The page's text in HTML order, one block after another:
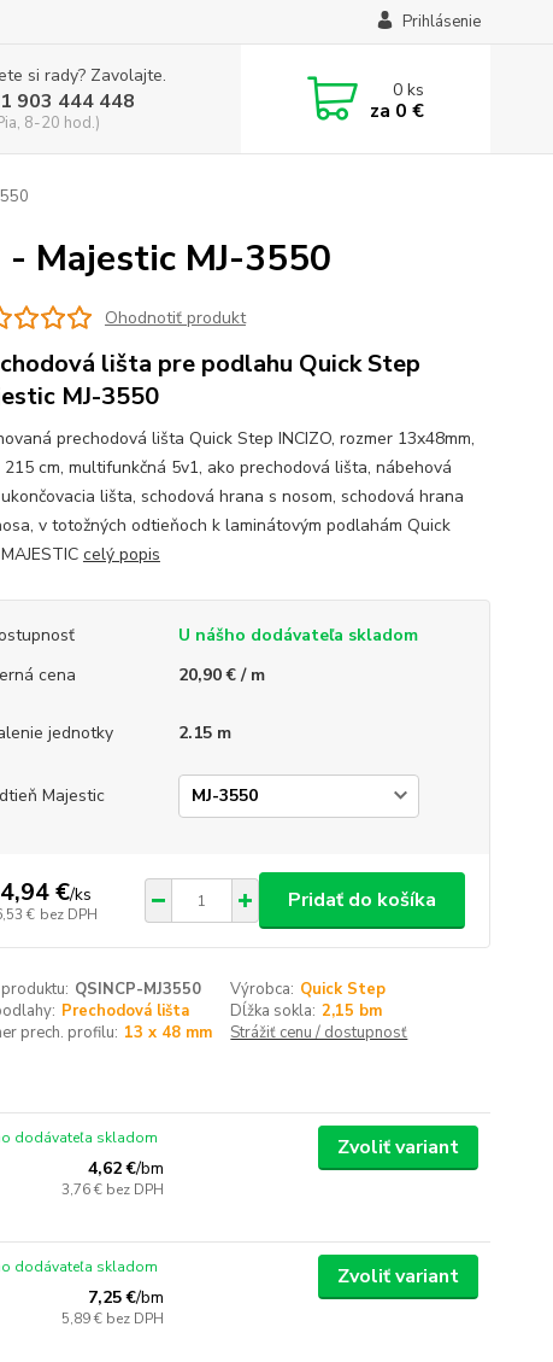
Prihlásenie
si rady? Zavolajte.
903 444 448
8-20 hod.)
0ks
za 0 €
Majestic MJ-3550
Ohodnotiť produkt
lišta pre podlahu Quick Step
MJ-3550
prechodová lišta Quick Step INCIZO, rozmer 13x48mm,
215 cm, multifunkčná 5v1, ako prechodová lišta, nábehová
lišta, schodová hrana s nosom, schodová hrana
v totožných odtieňoch k laminátovým podlahám Quick
celý popis
U nášho dodávateľa skladom
cena
20,90 € / m
jednotky 2.15 m
Majestic
€/ks
€ bez DPH
Pridať do košíka
QSINCP-MJ3550 Výrobca: Quick Step
Prechodová lišta Dĺžka sokla: 2,15 bm
prech. profilu: 13 x 48 mm Strážiť cenu / dostupnosť
4,62 €/bm
3,76 € bez DPH
dodávateľa skladom Zvoliť variant
7,25 €/bm
5,89 € bez DPH
dodávateľa skladom Zvoliť variant